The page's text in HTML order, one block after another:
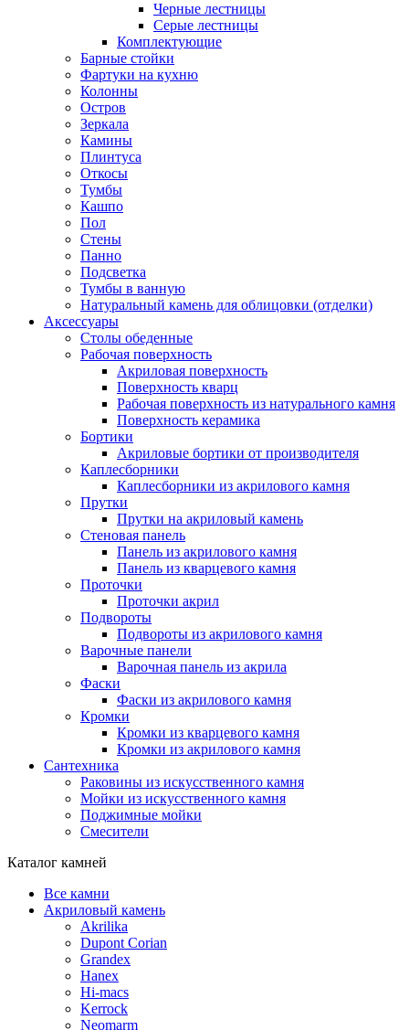
Черные лестницы
Серые лестницы
Комплектующие
Барные стойки
Фартуки на кухню
Колонны
Остров
Зеркала
Камины
Плинтуса
Откосы
Тумбы
Кашпо
Пол
Стены
Панно
Подсветка
Тумбы в ванную
Натуральный камень для облицовки (отделки)
Аксессуары
Столы обеденные
Рабочая поверхность
Акриловая поверхность
Поверхность кварц
Рабочая поверхность из натурального камня
Поверхность керамика
Бортики
Акриловые бортики от производителя
Каплесборники
Каплесборники из акрилового камня
Прутки
Прутки на акриловый камень
Стеновая панель
Панель из акрилового камня
Панель из кварцевого камня
Проточки
Проточки акрил
Подвороты
Подвороты из акрилового камня
Варочные панели
Варочная панель из акрила
Фаски
Фаски из акрилового камня
Кромки
Кромки из кварцевого камня
Кромки из акрилового камня
Сантехника
Раковины из искусственного камня
Мойки из искусственного камня
Поджимные мойки
Смесители
Каталог камней
Все камни
Акриловый камень
Akrilika
Dupont Corian
Grandex
Hanex
Hi-macs
Kerrock
Neomarm